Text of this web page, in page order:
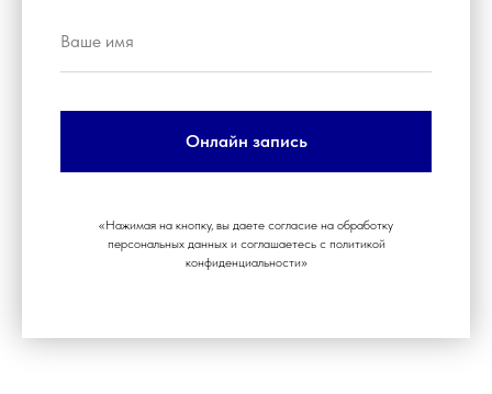
Онлайн запись
«Нажимая на кнопку, вы даете согласие на обработку
персональных данных и соглашаетесь c политикой
конфиденциальности»